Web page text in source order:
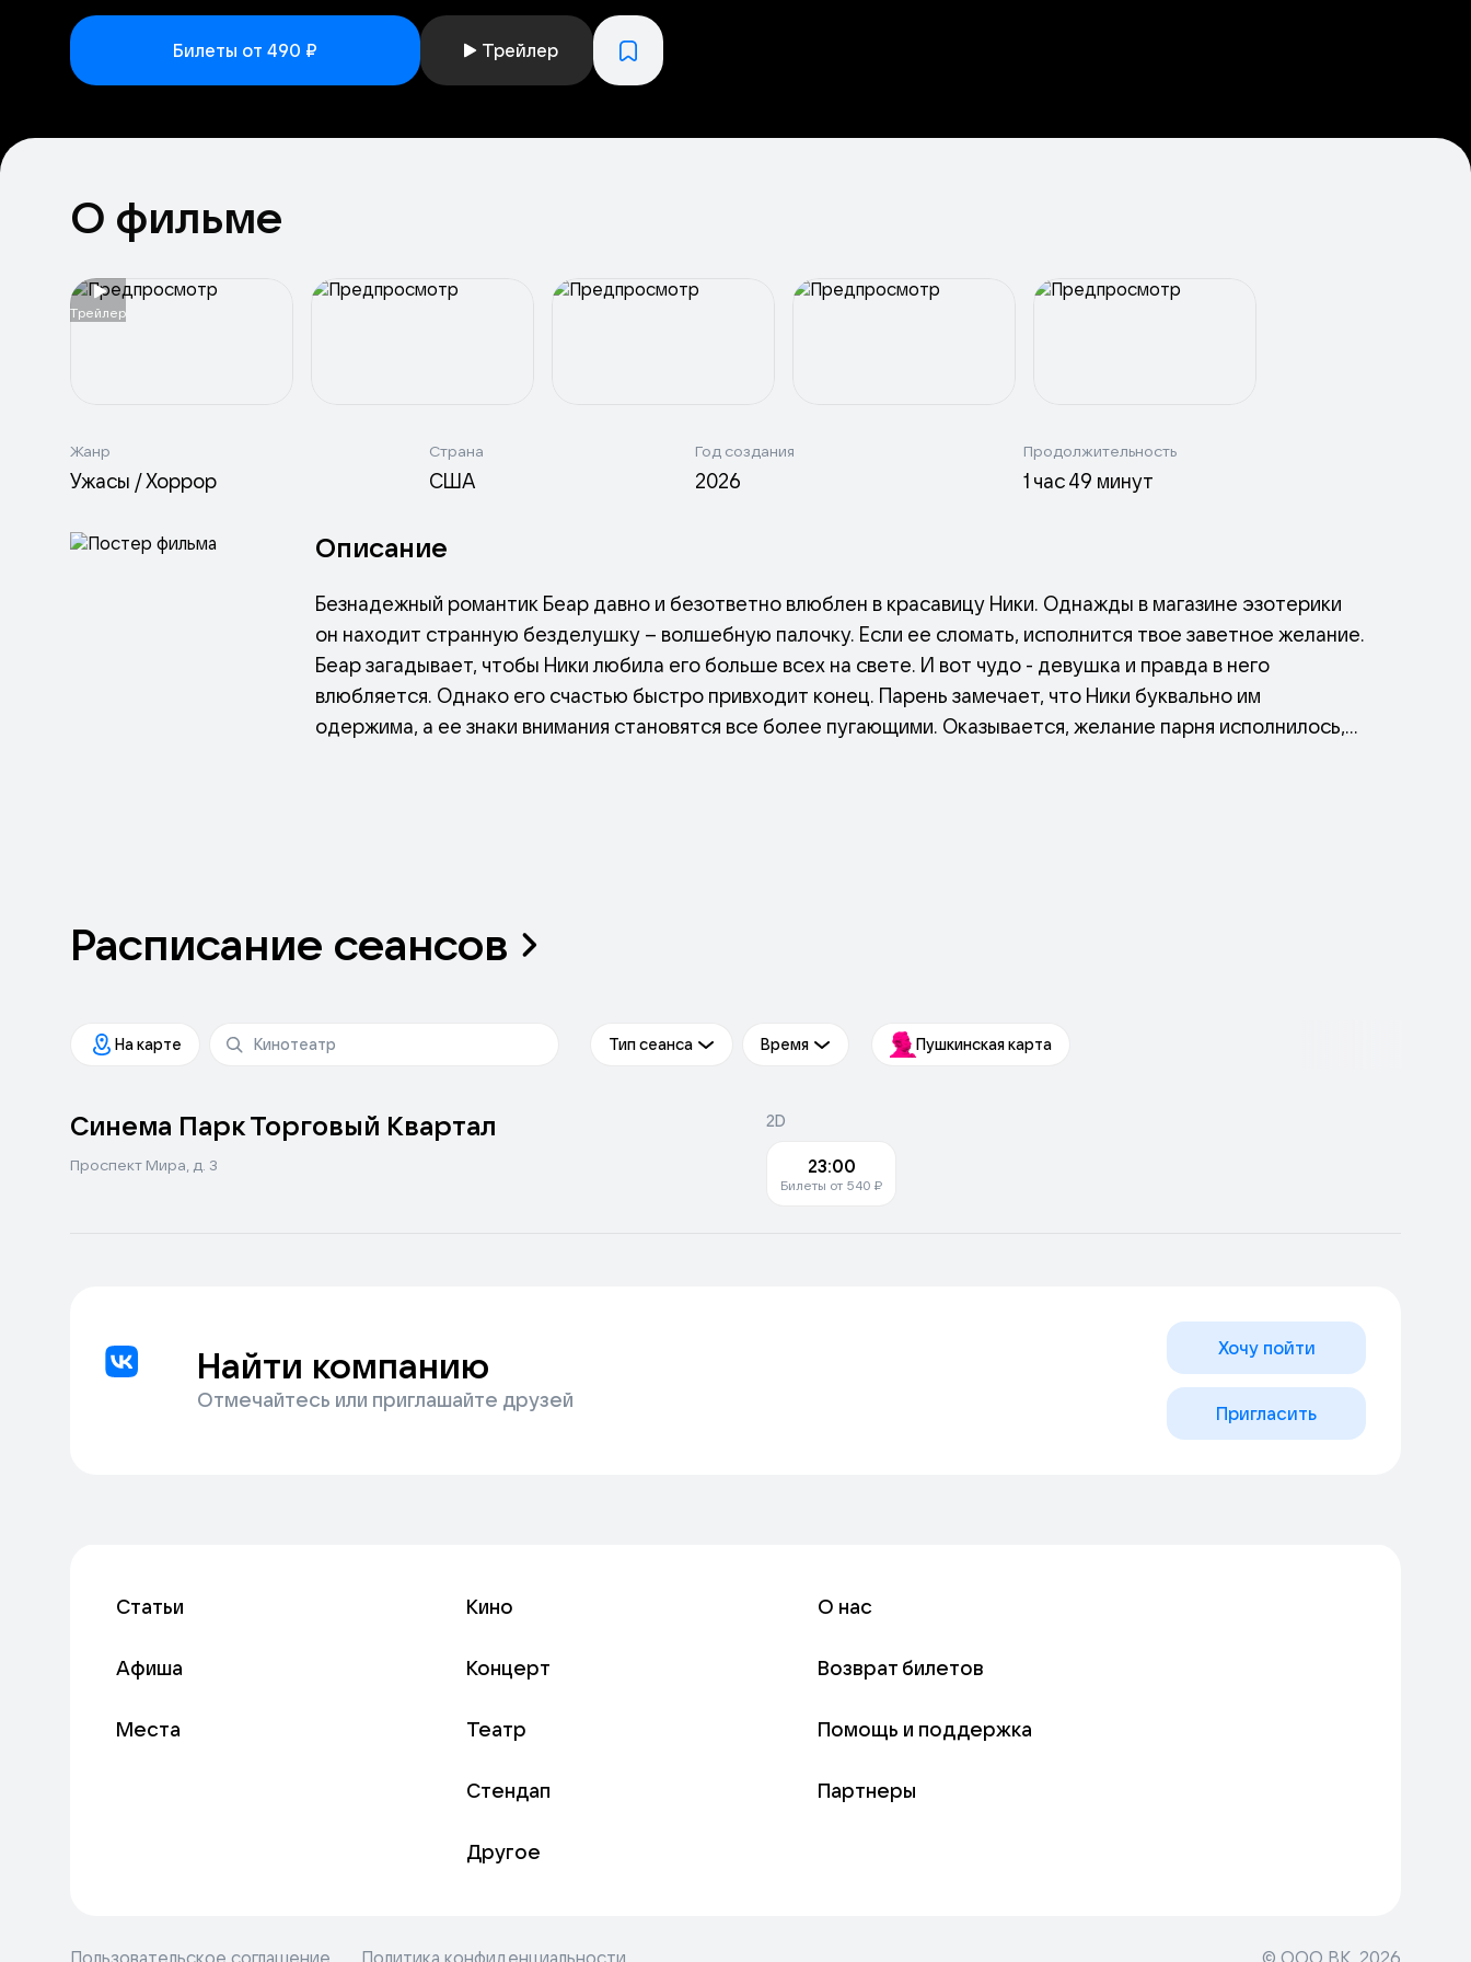
Билеты от 490 ₽ Трейлер
О фильме
Tрейлер
Жанр
Ужасы / Хоррор
Страна
США
Год создания
2026
Продолжительность
1 час 49 минут
Описание
Безнадежный романтик Беар давно и безответно влюблен в красавицу Ники. Однажды в магазине эзотерики
он находит странную безделушку – волшебную палочку. Если ее сломать, исполнится твое заветное желание.
Беар загадывает, чтобы Ники любила его больше всех на свете. И вот чудо - девушка и правда в него
влюбляется. Однако его счастью быстро привходит конец. Парень замечает, что Ники буквально им
одержима, а ее знаки внимания становятся все более пугающими. Оказывается, желание парня исполнилось,
Расписание сеансов
На карте Тип сеанса Время Пушкинская карта
Синема Парк Торговый Квартал
Проспект Мира, д. 3
2D
23:00
Билеты от 540 ₽
Найти компанию
Отмечайтесь или приглашайте друзей
Хочу пойти
Пригласить
Статьи
Афиша
Места
Кино
Концерт
Театр
Стендап
Другое
О нас
Возврат билетов
Помощь и поддержка
Партнеры
Пользовательское соглашение Политика конфиденциальности © ООО ВК, 2026